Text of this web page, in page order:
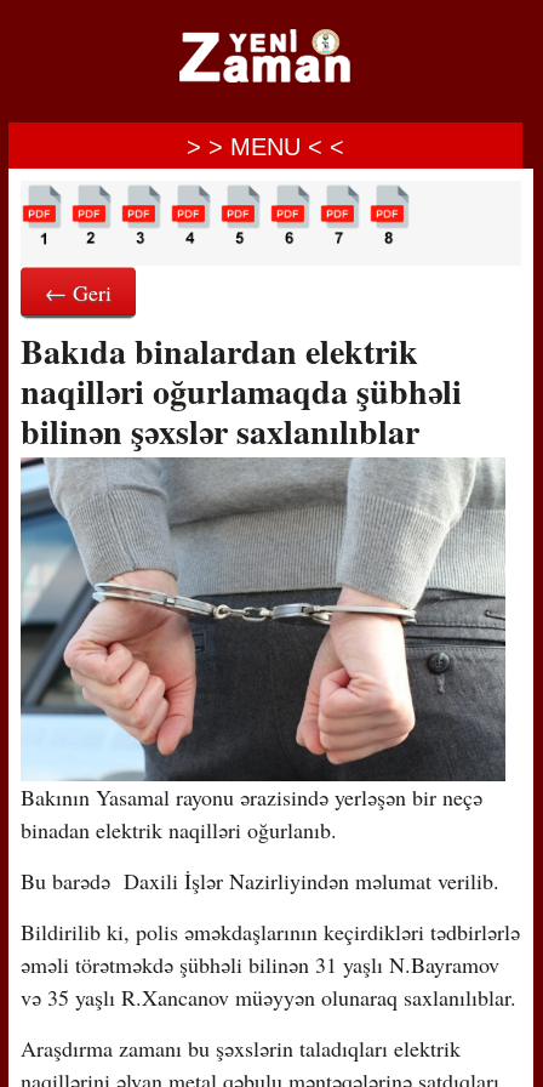
> > MENU < <
← Geri
Bakıda binalardan elektrik
naqilləri oğurlamaqda şübhəli
bilinən şəxslər saxlanılıblar
Bakının Yasamal rayonu ərazisində yerləşən bir neçə
binadan elektrik naqilləri oğurlanıb.
Bu barədə Daxili İşlər Nazirliyindən məlumat verilib.
Bildirilib ki, polis əməkdaşlarının keçirdikləri tədbirlərlə
əməli törətməkdə şübhəli bilinən 31 yaşlı N.Bayramov
və 35 yaşlı R.Xancanov müəyyən olunaraq saxlanılıblar.
Araşdırma zamanı bu şəxslərin taladıqları elektrik
naqillərini əlvan metal qəbulu məntəqələrinə satdıqları